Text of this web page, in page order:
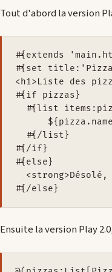
Tout d'abord la version
#{extends
#{set
<h1>Liste des
#{if pizzas}
#{list
  #{/list}
#{/if}
#{else}
<strong>Désolé,
Ensuite la version Play